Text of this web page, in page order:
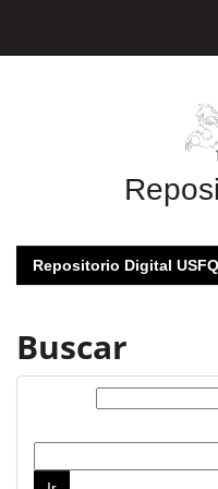
Repositorio Digital USFQ
Buscar